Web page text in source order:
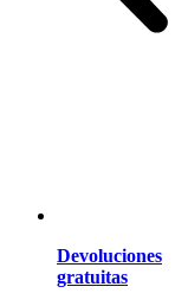
Devoluciones
gratuitas